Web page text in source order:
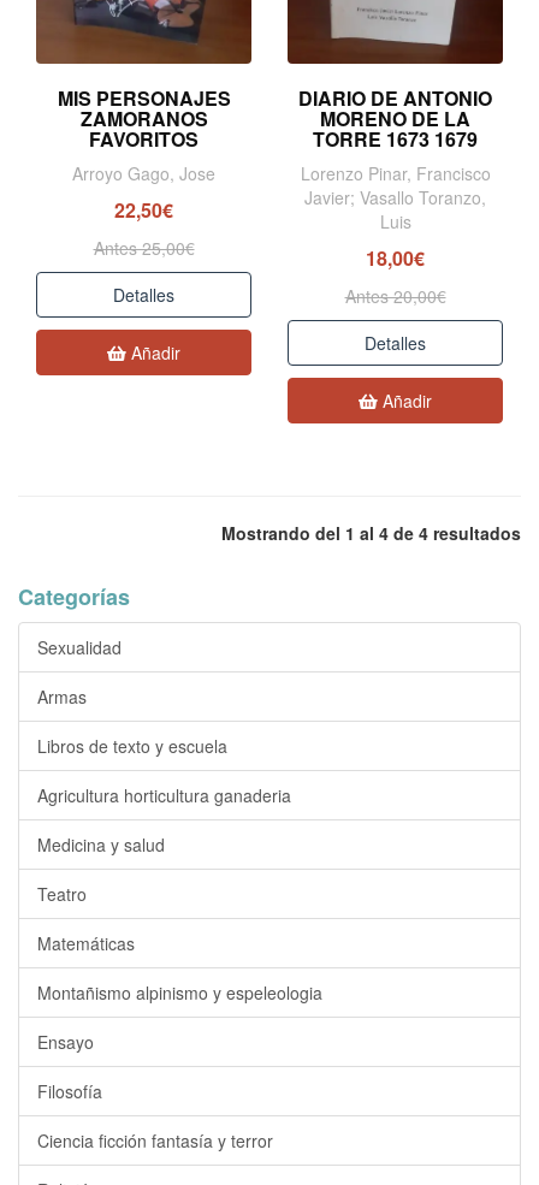
MIS PERSONAJES
ZAMORANOS
FAVORITOS
Arroyo Gago, Jose
22,50€
Antes 25,00€
Detalles
Añadir
DIARIO DE ANTONIO
MORENO DE LA
TORRE 1673 1679
Lorenzo Pinar, Francisco
Javier; Vasallo Toranzo,
Luis
18,00€
Antes 20,00€
Detalles
Añadir
Mostrando del 1 al 4 de 4 resultados
Categorías
Sexualidad
Armas
Libros de texto y escuela
Agricultura horticultura ganaderia
Medicina y salud
Teatro
Matemáticas
Montañismo alpinismo y espeleologia
Ensayo
Filosofía
Ciencia ficción fantasía y terror